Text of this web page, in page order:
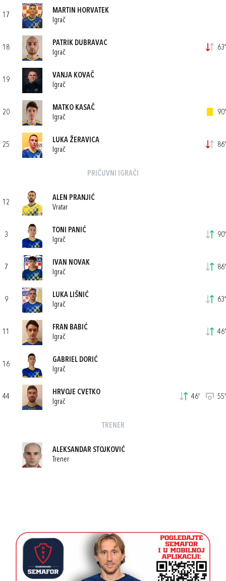
17
MARTIN HORVATEK
Igrač
18
PATRIK DUBRAVAC
Igrač
63'
19
VANJA KOVAČ
Igrač
20
MATKO KASAČ
Igrač
90'
25
LUKA ŽERAVICA
Igrač
86'
PRIČUVNI IGRAČI
12
ALEN PRANJIĆ
Vratar
3
TONI PANIĆ
Igrač
90'
7
IVAN NOVAK
Igrač
86'
9
LUKA LIŠNIĆ
Igrač
63'
11
FRAN BABIĆ
Igrač
46'
16
GABRIEL DORIĆ
Igrač
44
HRVOJE CVETKO
Igrač
46' 55'
TRENER
ALEKSANDAR STOJKOVIĆ
Trener